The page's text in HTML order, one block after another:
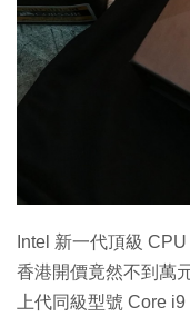
Enterprise Digital
特集
Intel 新一代頂級
香港開價竟然不到萬
上代同級型號 Core